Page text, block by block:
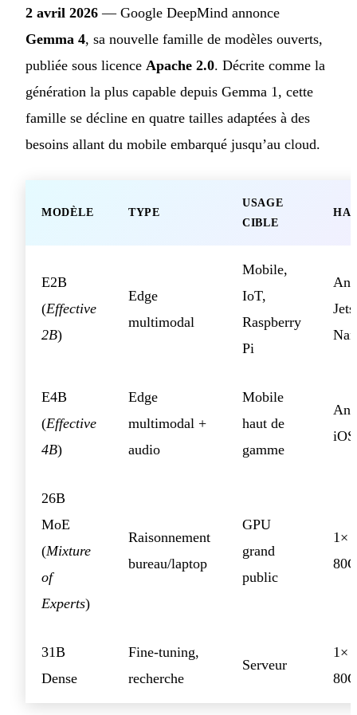
2 avril 2026 — Google DeepMind annonce
Gemma 4, sa nouvelle famille de modèles ouverts,
publiée sous licence Apache 2.0. Décrite comme la
génération la plus capable depuis Gemma 1, cette
famille se décline en quatre tailles adaptées à des
besoins allant du mobile embarqué jusqu’au cloud.
MODÈLE TYPE
USAGE
CIBLE
E2B
(Effective
2B)
Edge
multimodal
Mobile,
IoT,
Raspberry
Pi
E4B
(Effective
4B)
Edge
multimodal +
audio
Mobile
haut de
gamme
iOS
26B
MoE
(Mixture
of
Experts)
Raisonnement
bureau/laptop
GPU
grand
public
1×
31B
Dense
Fine-tuning,
recherche
Serveur
1×